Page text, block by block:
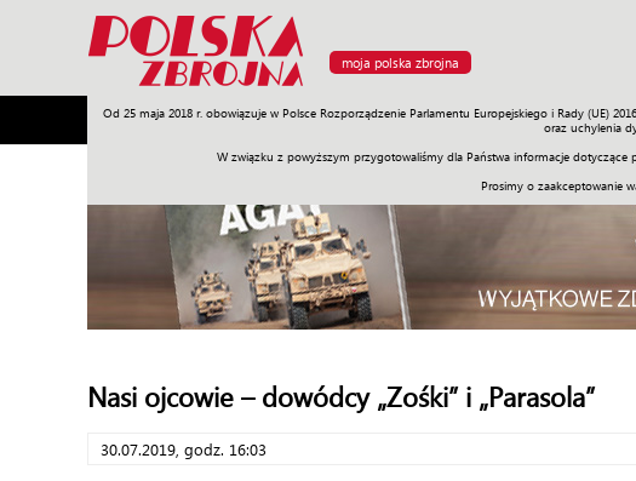
moja polska zbrojna
Od 25 maja 2018 r. obowiązuje w Polsce Rozporządzenie Parlamentu Europejskiego i Rady (UE)
oraz uchylenia
W związku z powyższym przygotowaliśmy dla Państwa informacje
Prosimy o zaakceptowanie
Armia Poligon Sprzęt Misje Polityka Prawo Świat
Nasi ojcowie – dowódcy „Zośki” i „Parasola”
30.07.2019, godz. 16:03